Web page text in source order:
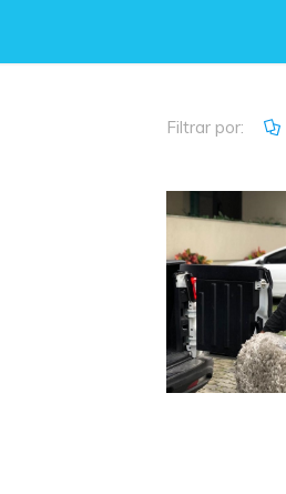
Filtrar por: